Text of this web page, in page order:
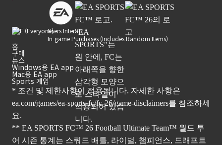
Users Interact
In-game Purchases (Includes Random Items)
홈
구매
뉴스
Windows용 EA app
Mac용 EA app
Sports 게임
* 조건 및 제한사항이 적용됩니다. 자세한 사항은
ea.com/games/ea-sports-fc/fc-26/game-disclaimers를 참조하세
요.
** EA SPORTS FC™ 26 Football Ultimate Team™ 월드 투
어 시즌 통계는 스쿼드 배틀, 라이벌, 챔피언스, 드래프트